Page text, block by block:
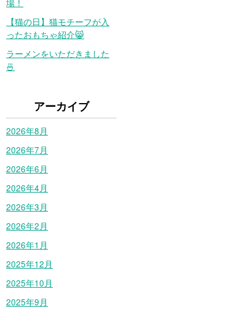
場！
【猫の日】猫モチーフが入
ったおもちゃ紹介😸
ラーメンをいただきました
🍜
アーカイブ
2026年8月
2026年7月
2026年6月
2026年4月
2026年3月
2026年2月
2026年1月
2025年12月
2025年10月
2025年9月